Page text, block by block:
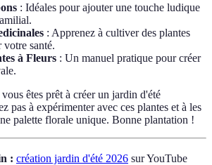
: Idéales pour ajouter une touche ludique
: Apprenez à cultiver des plantes
votre santé.
à Fleurs : Un manuel pratique pour créer
êtes prêt à créer un jardin d'été
pas à expérimenter avec ces plantes et à les
palette florale unique. Bonne plantation !
: création jardin d'été 2026 sur YouTube